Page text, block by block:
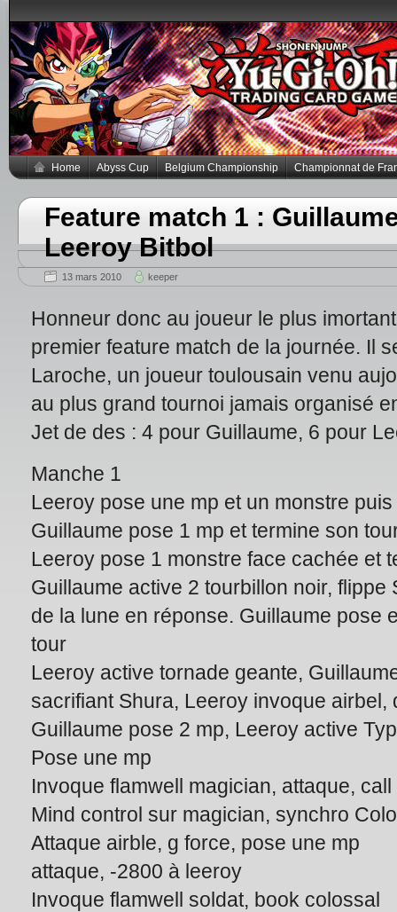
Home Abyss Cup Belgium Championship Championnat de
Feature match 1 :
Leeroy Bitbol
13 mars 2010 keeper
Honneur donc au joueur le plus
premier feature match de la journée. Il
Laroche, un joueur toulousain venu
au plus grand tournoi jamais organisé
Jet de des : 4 pour Guillaume, 6 pour
Manche 1
Leeroy pose une mp et un monstre
Guillaume pose 1 mp et termine son
Leeroy pose 1 monstre face cachée et
Guillaume active 2 tourbillon noir,
de la lune en réponse. Guillaume pose
tour
Leeroy active tornade geante,
sacrifiant Shura, Leeroy invoque airbel,
Guillaume pose 2 mp, Leeroy active
Pose une mp
Invoque flamwell magician, attaque,
Mind control sur magician, synchro
Attaque airble, g force, pose une mp
attaque, -2800 à leeroy
Invoque flamwell soldat, book colossal